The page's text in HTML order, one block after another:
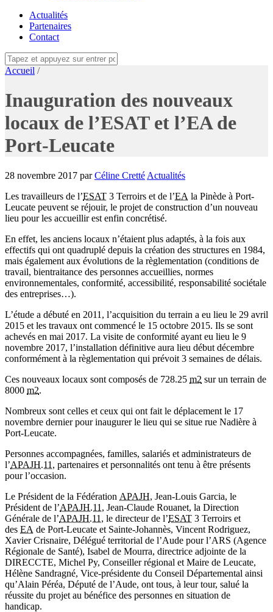
Actualités
Partenaires
Contact
Accueil /
Inauguration des nouveaux
locaux de l’ESAT et l’EA de
Port-Leucate
28 novembre 2017 parCéline Cretté Actualités
Les travailleurs de l’ESAT 3 Terroirs et de l’EA la Pinède à Port-
Leucate peuvent se réjouir, le projet de construction d’un nouveau
lieu pour les accueillir est enfin concrétisé.
En effet, les anciens locaux n’étaient plus adaptés, à la fois aux
effectifs qui ont quadruplé depuis la création des structures en 1984,
mais également aux évolutions de la règlementation (conditions de
travail, bientraitance des personnes accueillies, normes
environnementales, conformité, accessibilité, responsabilité sociétale
des entreprises…).
L’étude a débuté en 2011, l’acquisition du terrain a eu lieu le 29 avril
2015 et les travaux ont commencé le 15 octobre 2015. Ils se sont
achevés en mai 2017. La visite de conformité ayant eu lieu le 9
novembre 2017, l’installation définitive aura lieu début décembre
conformément à la règlementation qui prévoit 3 semaines de délais.
Ces nouveaux locaux sont composés de 728.25 m2 sur un terrain de
8000 m2.
Nombreux sont celles et ceux qui ont fait le déplacement le 17
novembre dernier pour inaugurer le lieu qui se situe rue Nadière à
Port-Leucate.
Personnes accompagnées, familles, salariés et administrateurs de
l’APAJH.11 , partenaires et personnalités ont tenu à être présents
pour l’occasion.
Le Président de la Fédération APAJH, Jean-Louis Garcia, le
Président de l’APAJH.11 , Jean-Claude Rouanet, la Direction
Générale de l’APAJH.11 , le directeur de l’ESAT 3 Terroirs et
des EA de Port-Leucate et Sainte-Johannès, Vincent Rodriguez,
Xavier Crisnaire, Délégué territorial de l’Aude pour l’ARS (Agence
Régionale de Santé), Isabel de Mourra, directrice adjointe de la
DIRECCTE, Michel Py, Conseiller régional et Maire de Leucate,
Hélène Sandragné, Vice-présidente du Conseil Départemental ainsi
qu’Alain Péréa, Député de l’Aude, ont tous, à leur tour, salué la
réussite du projet au bénéfice des personnes en situation de
handicap.